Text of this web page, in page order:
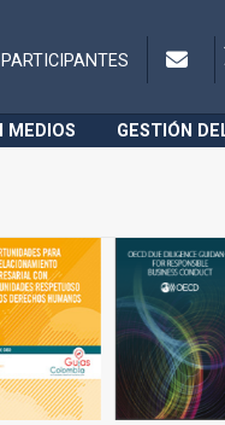
PARTICIPANTES
MEDIOS GESTIÓN